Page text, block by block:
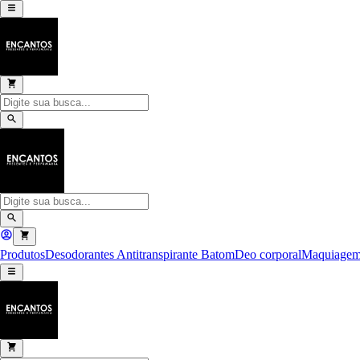
ProdutosDesodorantes Antitranspirante BatomDeo corporal